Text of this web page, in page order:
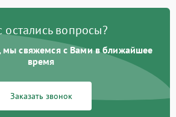
остались вопросы?
мы свяжемся с Вами в ближайшее
время
Заказать звонок